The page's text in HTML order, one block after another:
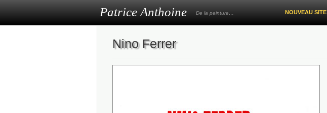
Patrice Anthoine De la peinture… NOUVEAU SITE
Nino Ferrer